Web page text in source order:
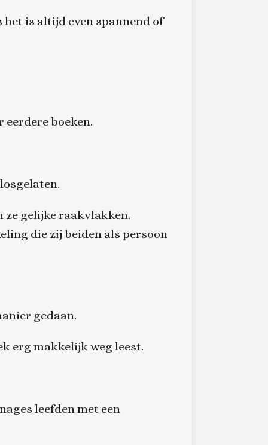
het is altijd even spannend of
boeken.
ze gelijke raakvlakken.
die zij beiden als persoon
gedaan.
erg makkelijk weg leest.
leefden met een